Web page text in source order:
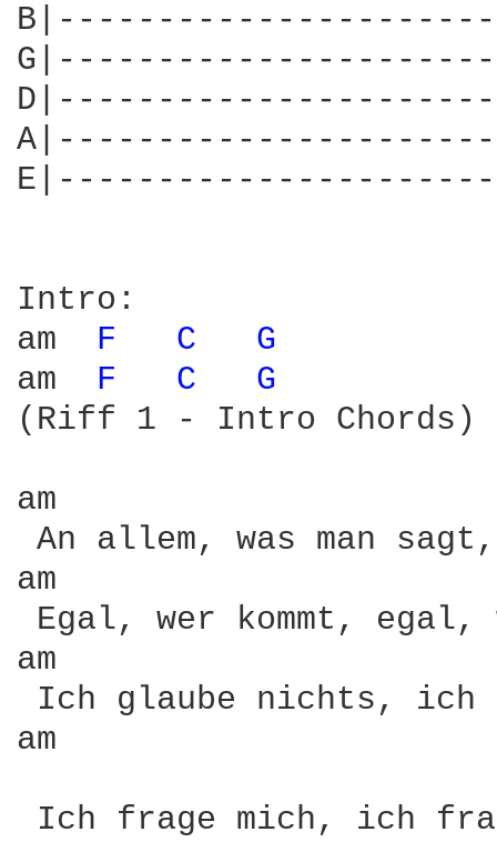
Intro:
am F C
G
am F C
G
(Riff 1 - Intro Chords)
am
An allem, was man
am
Egal, wer kommt,
am
Ich glaube nichts, ich
am
Ich frage mich, ich